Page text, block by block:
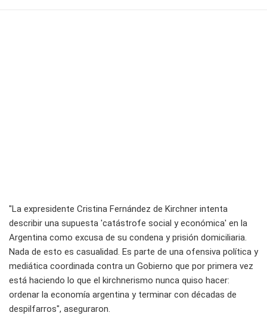
"La expresidente Cristina Fernández de Kirchner intenta
describir una supuesta 'catástrofe social y económica' en la
Argentina como excusa de su condena y prisión domiciliaria.
Nada de esto es casualidad. Es parte de una ofensiva política y
mediática coordinada contra un Gobierno que por primera vez
está haciendo lo que el kirchnerismo nunca quiso hacer:
ordenar la economía argentina y terminar con décadas de
despilfarros", aseguraron.